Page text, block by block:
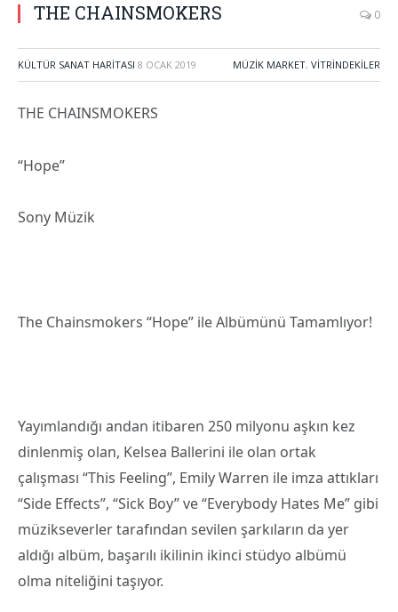
THE CHAINSMOKERS 0
KÜLTÜR SANAT HARITASI 8 OCAK 2019 MÜZIK MARKET, VITRINDEKILER
THE CHAINSMOKERS
“Hope”
Sony Müzik
The Chainsmokers “Hope” ile Albümünü Tamamlıyor!
Yayımlandığı andan itibaren 250 milyonu aşkın kez
dinlenmiş olan, Kelsea Ballerini ile olan ortak
çalışması “This Feeling”, Emily Warren ile imza attıkları
“Side Effects”, “Sick Boy” ve “Everybody Hates Me” gibi
müzikseverler tarafından sevilen şarkıların da yer
aldığı albüm, başarılı ikilinin ikinci stüdyo albümü
olma niteliğini taşıyor.